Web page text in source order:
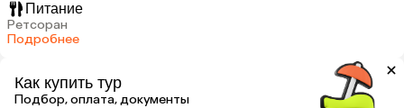
Питание
Ретсоран
Подробнее
Как купить тур
Подбор, оплата, документы